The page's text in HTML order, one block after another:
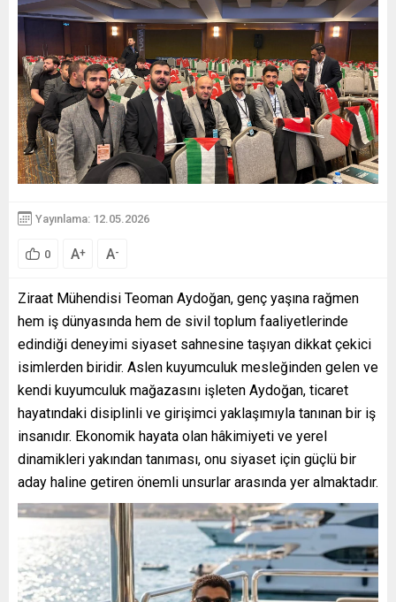
Yayınlama: 12.05.2026
0 A+ A-
Ziraat Mühendisi Teoman Aydoğan, genç yaşına rağmen
hem iş dünyasında hem de sivil toplum faaliyetlerinde
edindiği deneyimi siyaset sahnesine taşıyan dikkat çekici
isimlerden biridir. Aslen kuyumculuk mesleğinden gelen ve
kendi kuyumculuk mağazasını işleten Aydoğan, ticaret
hayatındaki disiplinli ve girişimci yaklaşımıyla tanınan bir iş
insanıdır. Ekonomik hayata olan hâkimiyeti ve yerel
dinamikleri yakından tanıması, onu siyaset için güçlü bir
aday haline getiren önemli unsurlar arasında yer almaktadır.